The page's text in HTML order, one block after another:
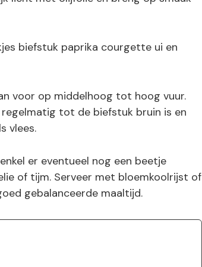
biefstuk paprika courgette ui en
voor op middelhoog tot hoog vuur.
tot de biefstuk bruin is en
vlees.
er eventueel nog een beetje
of tijm. Serveer met bloemkoolrijst of
gebalanceerde maaltijd.